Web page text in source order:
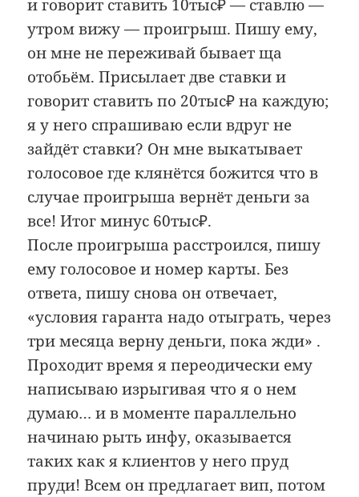
и говорит ставить 10тыс₽ — ставлю —
утром вижу — проигрыш. Пишу ему,
он мне не переживай бывает ща
отобьём. Присылает две ставки и
говорит ставить по 20тыс₽ на каждую;
я у него спрашиваю если вдруг не
зайдёт ставки? Он мне выкатывает
голосовое где клянётся божится что в
случае проигрыша вернёт деньги за
все! Итог минус 60тыс₽.
После проигрыша расстроился, пишу
ему голосовое и номер карты. Без
ответа, пишу снова он отвечает,
«условия гаранта надо отыграть, через
три месяца верну деньги, пока жди» .
Проходит время я переодически ему
написываю изрыгивая что я о нем
думаю… и в моменте параллельно
начинаю рыть инфу, оказывается
таких как я клиентов у него пруд
пруди! Всем он предлагает вип, потом